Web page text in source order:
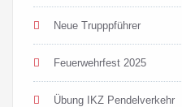
Neue Trupppführer
Feuerwehrfest 2025
Übung IKZ Pendelverkehr